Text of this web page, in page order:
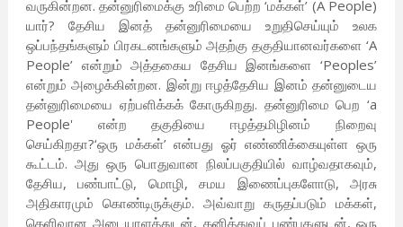
வருகின்றன. தன்னுரிமைக்கு உரிமை பெற்ற ‘மக்கள்’ (A People)
யார்? தேசிய இனத் தன்னுரிமையை உறுதிசெய்யும் உலக
ஒப்பந்தங்களும் பிரகடனங்களும் அதற்கு தகுதியானவர்களை ‘A
People’ என்றும் அத்தகைய தேசிய இனங்களை ‘Peoples’
என்றும் அழைக்கின்றன. இன்று ஈழத்தேசிய இனம் தன்னுடைய
தன்னுரிமையை ஏற்பளிக்கக் கோருகிறது. தன்னுரிமை பெற ‘a
People' என்ற தகுதியை ஈழத்தமிழினம் நிறைவு
செய்கிறதா?‘ஒரு மக்கள்’ என்பது ஓர் எண்ணிக்கையுள்ள ஒரு
கூட்டம். அது ஒரு பொதுவான நிலப்பகுதியில் வாழ்வதாகவும்,
தேசிய, பண்பாட்டு, மொழி, சமய இணைப்புகளோடு, அரசு
அதிகாரமும் கொண்டிருக்கும். அவ்வாறு கருதப்படும் மக்கள்,
தெளிவான அடையாளத்துடன், தனித்துவப் பண்புகளுடன், ஒரு